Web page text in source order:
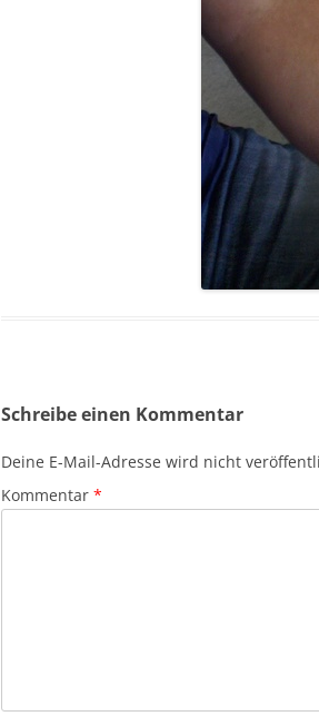
Schreibe einen Kommentar
Deine E-Mail-Adresse wird nicht
Kommentar *